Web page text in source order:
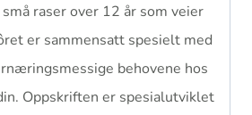
raser over 12 år som veier
er sammensatt spesielt med
behovene hos
Oppskriften er spesialutviklet